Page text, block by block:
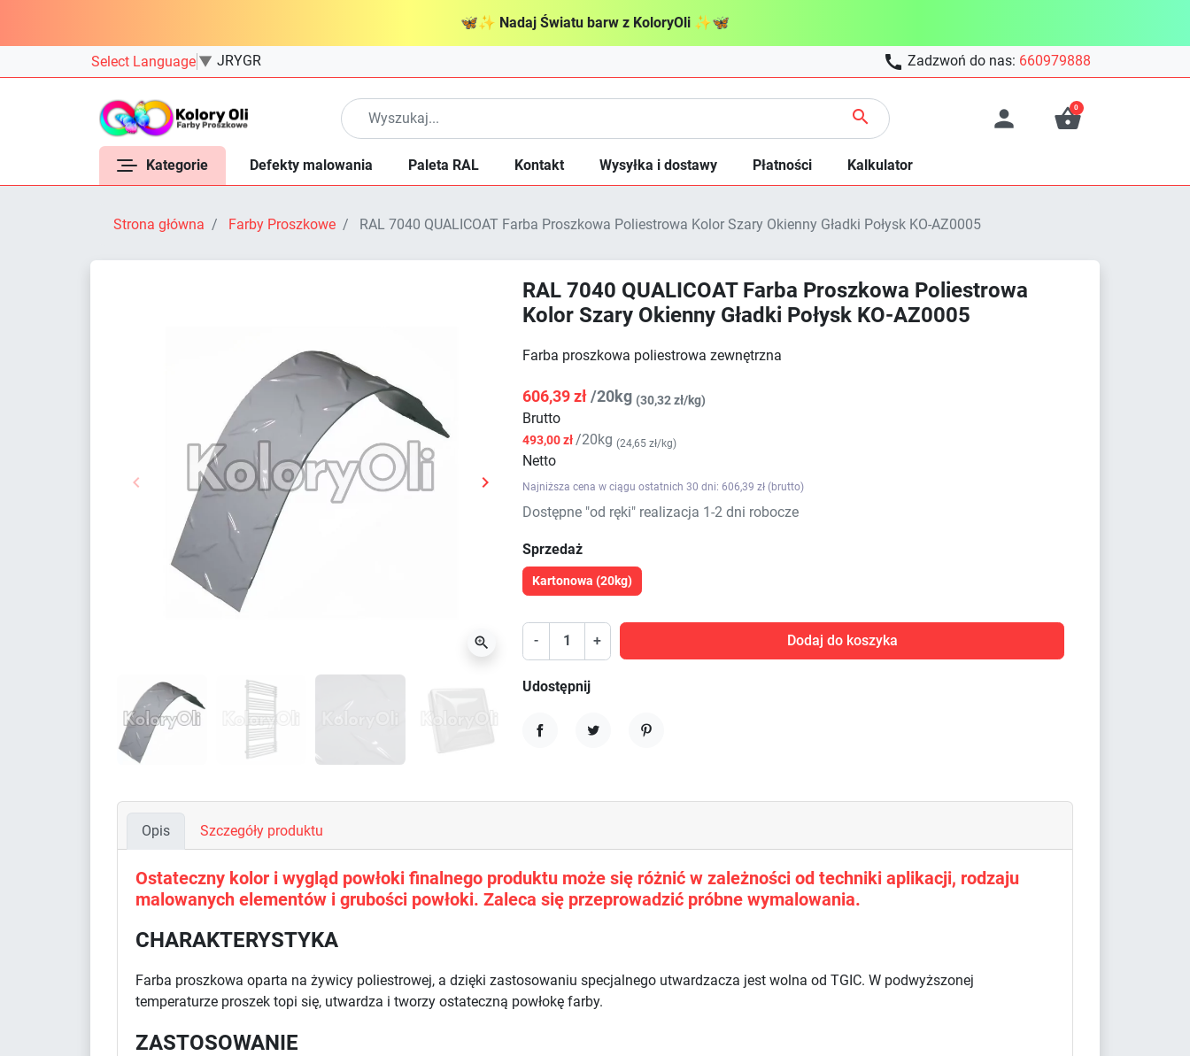
🦋✨ Nadaj Światu barw z KoloryOli ✨🦋
Select Language ▼ JRYGR  Zadzwoń do nas: 660979888
  
0
Kategorie Defekty malowania Paleta RAL Kontakt Wysyłka i dostawy Płatności Kalkulator
Strona główna Farby Proszkowe RAL 7040 QUALICOAT Farba Proszkowa Poliestrowa Kolor Szary Okienny Gładki Połysk KO-AZ0005
Poprzedni
 Następny


RAL 7040 QUALICOAT Farba Proszkowa Poliestrowa
Kolor Szary Okienny Gładki Połysk KO-AZ0005
Farba proszkowa poliestrowa zewnętrzna
606,39 zł/20kg (30,32 zł/kg)
Brutto
493,00 zł /20kg (24,65 zł/kg)
Netto
Najniższa cena w ciągu ostatnich 30 dni: 606,39 zł (brutto)
Dostępne "od ręki" realizacja 1-2 dni robocze
Sprzedaż
Kartonowa (20kg)
- + Dodaj do koszyka
Udostępnij
Opis Szczegóły produktu
Ostateczny kolor i wygląd powłoki finalnego produktu może się różnić w zależności od techniki aplikacji, rodzaju
malowanych elementów i grubości powłoki. Zaleca się przeprowadzić próbne wymalowania.
CHARAKTERYSTYKA
Farba proszkowa oparta na żywicy poliestrowej, a dzięki zastosowaniu specjalnego utwardzacza jest wolna od TGIC. W podwyższonej
temperaturze proszek topi się, utwardza i tworzy ostateczną powłokę farby.
ZASTOSOWANIE